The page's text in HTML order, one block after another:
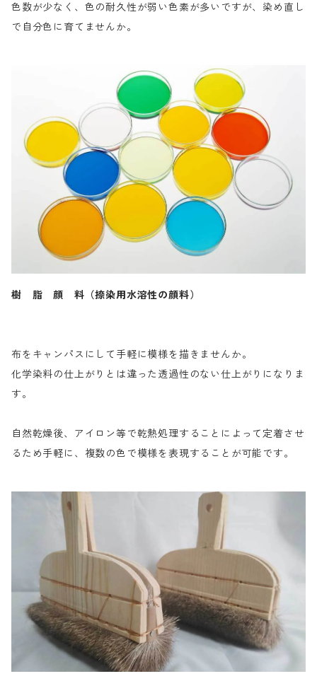
色数が少なく、色の耐久性が弱い色素が多いですが、染め直し
で自分色に育てませんか。
樹 脂 顔 料（捺染用水溶性の顔料）
布をキャンパスにして手軽に模様を描きませんか。
化学染料の仕上がりとは違った透過性のない仕上がりになりま
す。
自然乾燥後、アイロン等で乾熱処理することによって定着させ
るため手軽に、複数の色で模様を表現することが可能です。